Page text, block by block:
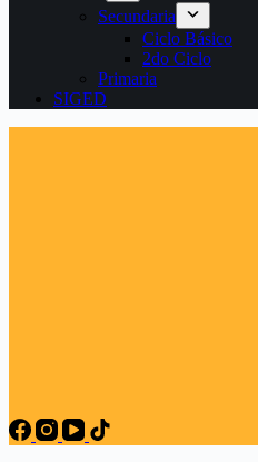
Secundaria
Ciclo Básico
2do Ciclo
Primaria
SIGED